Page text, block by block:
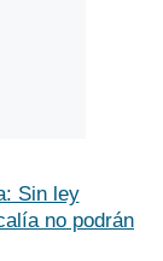
Sin ley
no podrán